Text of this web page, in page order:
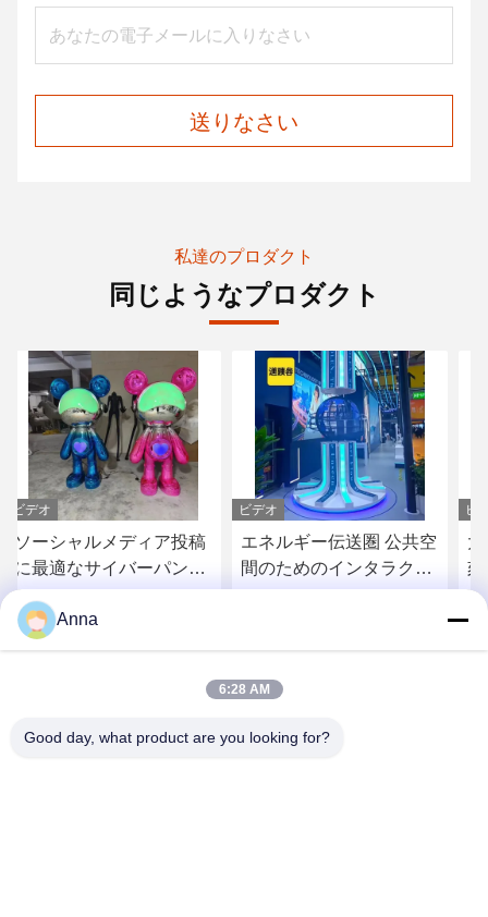
送りなさい
私達のプロダクト
同じようなプロダクト
ビデオ
エネルギー伝送圏 公共空
間のためのインタラクテ
ィブな光運動彫刻
お問い合わせ
ビデオ
大型ダイナミック馬の彫
刻 屋外装飾 光沢ステン
レス鋼彫刻
ビ
Anna
6:28 AM
Good day, what product are you looking for?